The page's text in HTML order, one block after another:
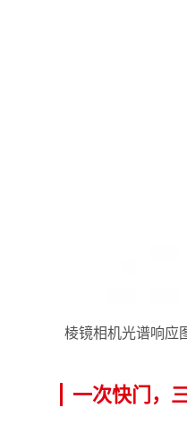
棱镜相机光谱响应
一次快门，